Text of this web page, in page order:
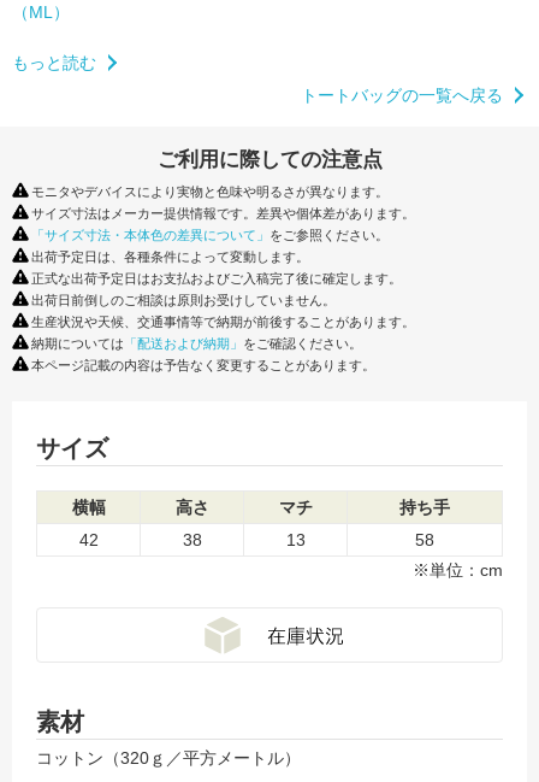
（ML）
もっと読む
トートバッグの一覧へ戻る
ご利用に際しての注意点
モニタやデバイスにより実物と色味や明るさが異なります。
サイズ寸法はメーカー提供情報です。差異や個体差があります。
「サイズ寸法・本体色の差異について」 をご参照ください。
出荷予定日は、各種条件によって変動します。
正式な出荷予定日はお支払およびご入稿完了後に確定します。
出荷日前倒しのご相談は原則お受けしていません。
生産状況や天候、交通事情等で納期が前後することがあります。
納期については 「配送および納期」 をご確認ください。
本ページ記載の内容は予告なく変更することがあります。
サイズ
横幅 高さ マチ
持ち手
42
38 13
58
※単位：cm
素材
コットン（320ｇ／平方メートル）